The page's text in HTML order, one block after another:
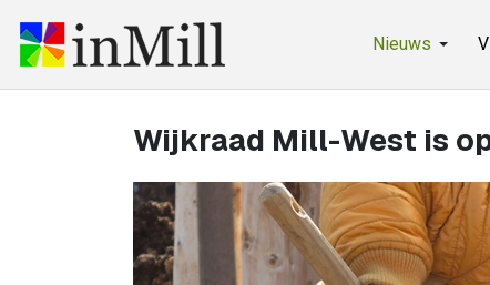
Nieuws
Wijkraad Mill-West is